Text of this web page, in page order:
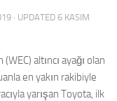
· UPDATED 6 KASIM
altıncı ayağı olan
en yakın rakibiyle
yarışan Toyota, ilk